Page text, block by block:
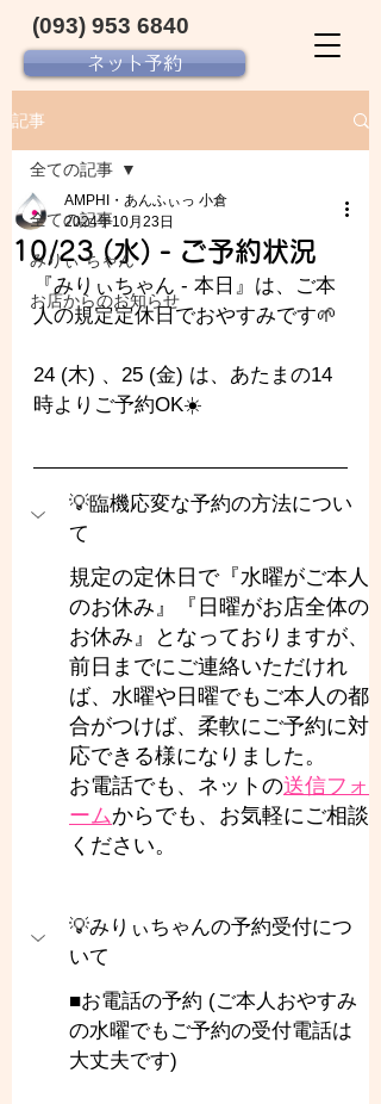
ネット予約
(093) 953 6840‬
記事
全ての記事
みりぃ ちゃん
お店からのお知らせ
全ての記事
10/23 (水) - ご予約状況
AMPHI・あんふぃっ 小倉
2024年10月23日
『みりぃちゃん - 本日』は、ご本
人の規定定休日でおやすみです🌱
24 (木) 、25 (金) は、あたまの14
時よりご予約OK☀️
💡臨機応変な予約の方法につい
て
規定の定休日で『水曜がご本人
のお休み』『日曜がお店全体の
お休み』となっておりますが、
前日までにご連絡いただけれ
ば、水曜や日曜でもご本人の都
合がつけば、柔軟にご予約に対
応できる様になりました。
お電話でも、ネットの送信フォ
ームからでも、お気軽にご相談
ください。
💡みりぃちゃんの予約受付につ
いて
■お電話の予約 (ご本人おやすみ
の水曜でもご予約の受付電話は
大丈夫です)